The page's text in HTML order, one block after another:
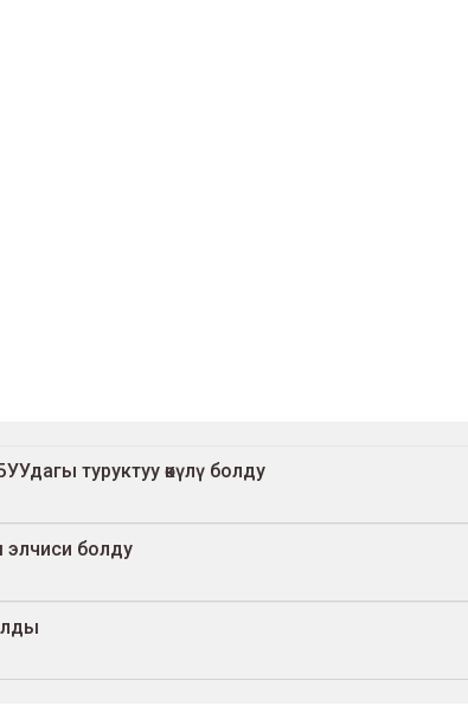
туруктуу өкүлү болду
болду